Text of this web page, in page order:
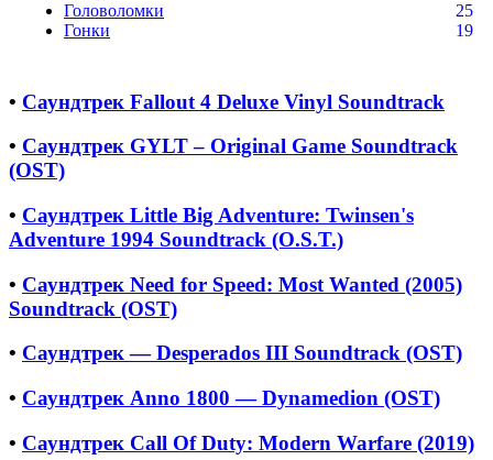
Головоломки
25
Гонки
19
• Саундтрек Fallout 4 Deluxe Vinyl Soundtrack
• Саундтрек GYLT – Original Game Soundtrack
(OST)
• Саундтрек Little Big Adventure: Twinsen's
Adventure 1994 Soundtrack (O.S.T.)
• Саундтрек Need for Speed: Most Wanted (2005)
Soundtrack (OST)
• Саундтрек — Desperados III Soundtrack (OST)
• Саундтрек Anno 1800 — Dynamedion (OST)
• Саундтрек Call Of Duty: Modern Warfare (2019)